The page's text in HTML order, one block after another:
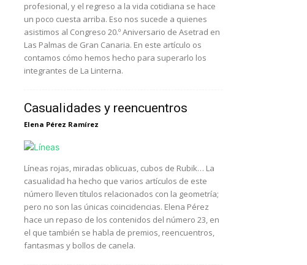
profesional, y el regreso a la vida cotidiana se hace
un poco cuesta arriba. Eso nos sucede a quienes
asistimos al Congreso 20.º Aniversario de Asetrad en
Las Palmas de Gran Canaria. En este artículo os
contamos cómo hemos hecho para superarlo los
integrantes de La Linterna.
Casualidades y reencuentros
Elena Pérez Ramírez
Líneas rojas, miradas oblicuas, cubos de Rubik… La
casualidad ha hecho que varios artículos de este
número lleven títulos relacionados con la geometría;
pero no son las únicas coincidencias. Elena Pérez
hace un repaso de los contenidos del número 23, en
el que también se habla de premios, reencuentros,
fantasmas y bollos de canela.